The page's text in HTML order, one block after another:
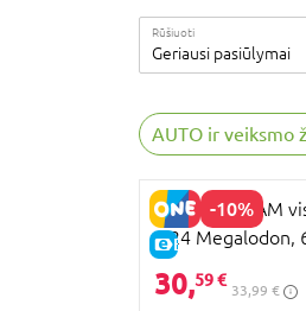
Rūšiuoti
Geriausi pasiūlymai
AUTO ir veiksmo
-10%
E-KAINA
MONSTER JAM
1:24 Megalodon,
30,59 €
33,99 €